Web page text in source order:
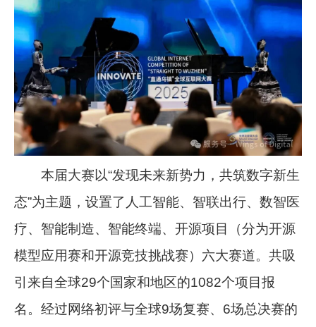
本届大赛以“发现未来新势力，共筑数字新生
态”为主题，设置了人工智能、智联出行、数智医
疗、智能制造、智能终端、开源项目（分为开源
模型应用赛和开源竞技挑战赛）六大赛道。共吸
引来自全球29个国家和地区的1082个项目报
名。经过网络初评与全球9场复赛、6场总决赛的